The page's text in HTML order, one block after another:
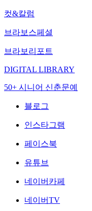
컷&칼럼
브라보스페셜
브라보리포트
DIGITAL LIBRARY
50+ 시니어 신춘문예
블로그
인스타그램
페이스북
유튜브
네이버카페
네이버TV